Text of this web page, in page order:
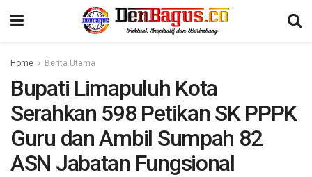
Home Berita Utama
Bupati Limapuluh Kota
Serahkan 598 Petikan SK PPPK
Guru dan Ambil Sumpah 82
ASN Jabatan Fungsional